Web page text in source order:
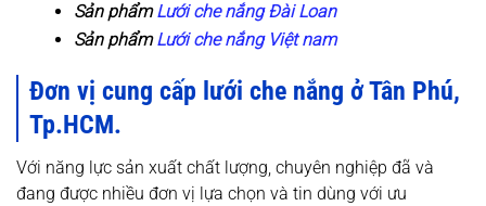
Sản phẩmLưới che nắng Đài Loan
Sản phẩmLưới che nắng Việt nam
Đơn vị cung cấp lưới che nắng ở Tân Phú,
Tp.HCM.
Với năng lực sản xuất chất lượng, chuyên nghiệp đã và
đang được nhiều đơn vị lựa chọn và tin dùng với ưu